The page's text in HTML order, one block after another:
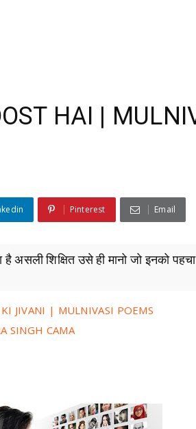
HAI |
Pinterest Email
है असली शिक्षित उसे ही मानो जो इनको
KI JIVANI | MULNIVASI POEMS
SINGH CAMA